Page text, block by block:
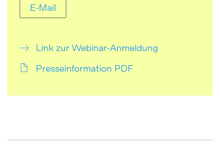
E-Mail
Link zur Webinar-Anmeldung
Presseinformation PDF